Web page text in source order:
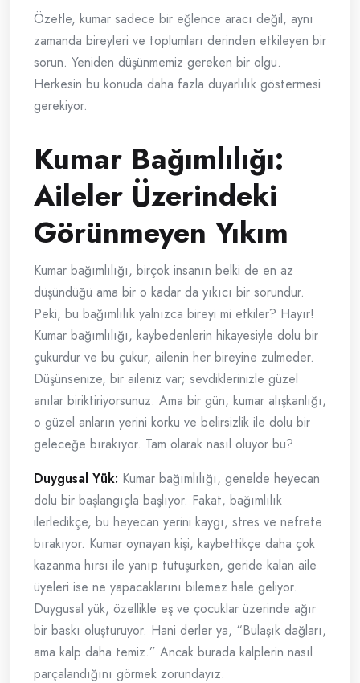
Özetle, kumar sadece bir eğlence aracı değil, aynı
zamanda bireyleri ve toplumları derinden etkileyen bir
sorun. Yeniden düşünmemiz gereken bir olgu.
Herkesin bu konuda daha fazla duyarlılık göstermesi
gerekiyor.
Kumar Bağımlılığı:
Aileler Üzerindeki
Görünmeyen Yıkım
Kumar bağımlılığı, birçok insanın belki de en az
düşündüğü ama bir o kadar da yıkıcı bir sorundur.
Peki, bu bağımlılık yalnızca bireyi mi etkiler? Hayır!
Kumar bağımlılığı, kaybedenlerin hikayesiyle dolu bir
çukurdur ve bu çukur, ailenin her bireyine zulmeder.
Düşünsenize, bir aileniz var; sevdiklerinizle güzel
anılar biriktiriyorsunuz. Ama bir gün, kumar alışkanlığı,
o güzel anların yerini korku ve belirsizlik ile dolu bir
geleceğe bırakıyor. Tam olarak nasıl oluyor bu?
Duygusal Yük: Kumar bağımlılığı, genelde heyecan
dolu bir başlangıçla başlıyor. Fakat, bağımlılık
ilerledikçe, bu heyecan yerini kaygı, stres ve nefrete
bırakıyor. Kumar oynayan kişi, kaybettikçe daha çok
kazanma hırsı ile yanıp tutuşurken, geride kalan aile
üyeleri ise ne yapacaklarını bilemez hale geliyor.
Duygusal yük, özellikle eş ve çocuklar üzerinde ağır
bir baskı oluşturuyor. Hani derler ya, “Bulaşık dağları,
ama kalp daha temiz.” Ancak burada kalplerin nasıl
parçalandığını görmek zorundayız.